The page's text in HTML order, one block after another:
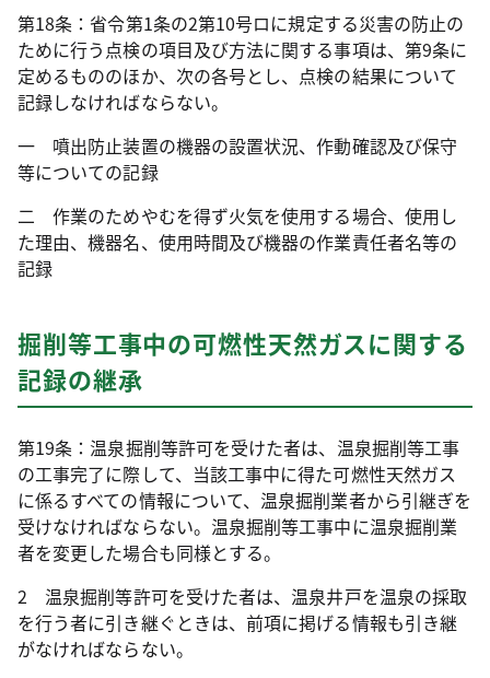
第18条：省令第1条の2第10号ロに規定する災害の防止の
ために行う点検の項目及び方法に関する事項は、第9条に
定めるもののほか、次の各号とし、点検の結果について
記録しなければならない。
一 噴出防止装置の機器の設置状況、作動確認及び保守
等についての記録
二 作業のためやむを得ず火気を使用する場合、使用し
た理由、機器名、使用時間及び機器の作業責任者名等の
記録
掘削等工事中の可燃性天然ガスに関する
記録の継承
第19条：温泉掘削等許可を受けた者は、温泉掘削等工事
の工事完了に際して、当該工事中に得た可燃性天然ガス
に係るすべての情報について、温泉掘削業者から引継ぎを
受けなければならない。温泉掘削等工事中に温泉掘削業
者を変更した場合も同様とする。
2 温泉掘削等許可を受けた者は、温泉井戸を温泉の採取
を行う者に引き継ぐときは、前項に掲げる情報も引き継
がなければならない。